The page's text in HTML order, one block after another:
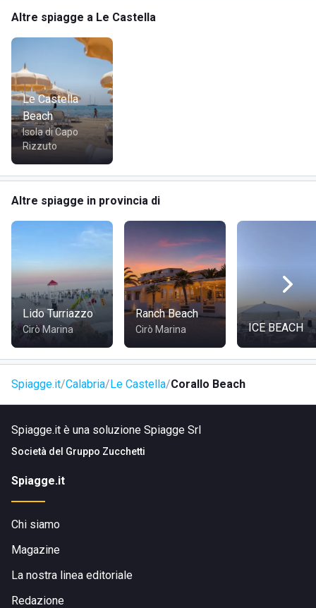
Altre spiagge a Le Castella
Le Castella
Beach
Isola di Capo
Rizzuto
Altre spiagge in provincia di
Lido Turriazzo
Cirò Marina
Ranch Beach
Cirò Marina ICE BEACH
Spiagge.it Calabria Le Castella Corallo Beach
Spiagge.it è una soluzione Spiagge Srl
Società del Gruppo Zucchetti
Spiagge.it
Chi siamo
Magazine
La nostra linea editoriale
Redazione